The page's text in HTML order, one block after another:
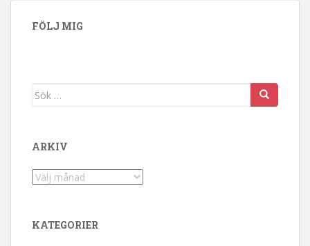
FÖLJ MIG
Sök efter:
ARKIV
Arkiv
KATEGORIER